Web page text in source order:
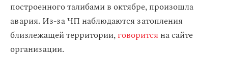
построенного талибами в октябре, произошла
авария. Из-за ЧП наблюдаются затопления
близлежащей территории,говорится на сайте
организации.